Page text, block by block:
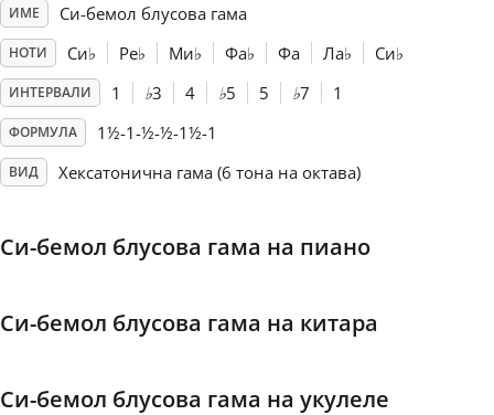
English
Español
ИМЕ Си-бемол блусова гама
НОТИ Си♭ Ре♭ Ми♭ Фа♭ Фа Ла♭ Си♭
ИНТЕРВАЛИ 1 ♭3 4 ♭5 5 ♭7 1
ФОРМУЛА 1½-1-½-½-1½-1
ВИД Хексатонична гама (6 тона на октава)
Си-бемол блусова гама на пиано
Си-бемол блусова гама на китара
Си-бемол блусова гама на укулеле